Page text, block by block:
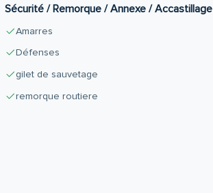
Sécurité / Remorque / Annexe / Accastillage
Amarres
Défenses
gilet de sauvetage
remorque routiere